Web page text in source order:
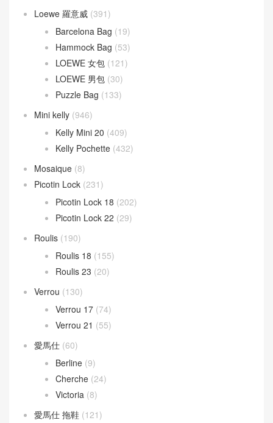
Loewe 羅意威 (391)
Barcelona Bag (19)
Hammock Bag (53)
LOEWE 女包 (121)
LOEWE 男包 (30)
Puzzle Bag (133)
Mini kelly (946)
Kelly Mini 20 (409)
Kelly Pochette (432)
Mosaique (8)
Picotin Lock (231)
Picotin Lock 18 (202)
Picotin Lock 22 (29)
Roulis (190)
Roulis 18 (155)
Roulis 23 (20)
Verrou (130)
Verrou 17 (74)
Verrou 21 (55)
愛馬仕 (60)
Berline (9)
Cherche (24)
Victoria (8)
愛馬仕 拖鞋 (121)